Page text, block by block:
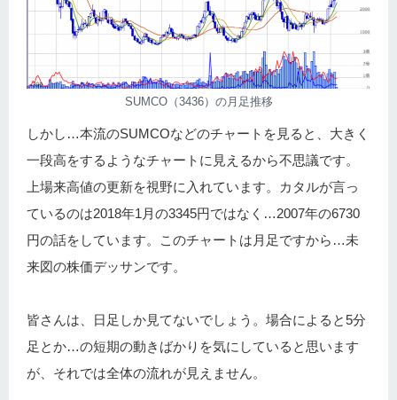
SUMCO（3436）の月足推移
しかし…本流のSUMCOなどのチャートを見ると、大きく
一段高をするようなチャートに見えるから不思議です。
上場来高値の更新を視野に入れています。カタルが言っ
ているのは2018年1月の3345円ではなく…2007年の6730
円の話をしています。このチャートは月足ですから…未
来図の株価デッサンです。
皆さんは、日足しか見てないでしょう。場合によると5分
足とか…の短期の動きばかりを気にしていると思います
が、それでは全体の流れが見えません。